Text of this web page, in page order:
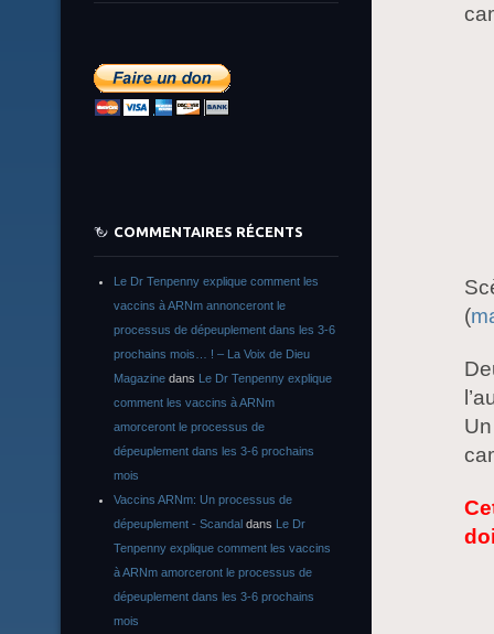
(
COMMENTAIRES RÉCENTS
Le Dr Tenpenny explique comment les
vaccins à ARNm annonceront le
processus de dépeuplement dans les 3-6
prochains mois… ! – La Voix de Dieu
Magazine dans Le Dr Tenpenny explique
comment les vaccins à ARNm
amorceront le processus de
dépeuplement dans les 3-6 prochains
mois
Vaccins ARNm: Un processus de
dépeuplement - Scandal dans Le Dr
Tenpenny explique comment les vaccins
à ARNm amorceront le processus de
dépeuplement dans les 3-6 prochains
mois